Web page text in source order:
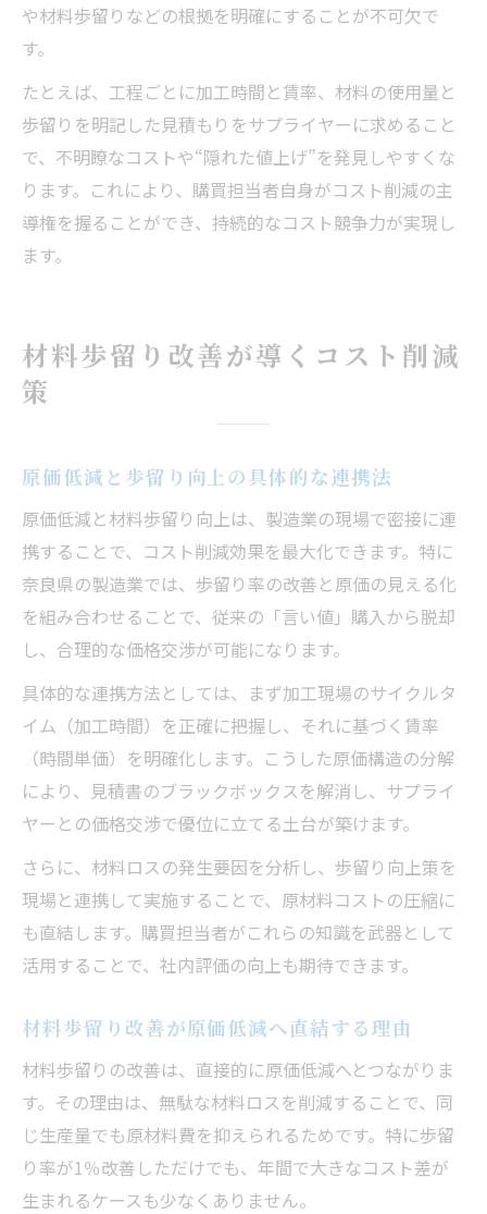
や材料歩留りなどの根拠を明確にすることが不可欠で
す。
たとえば、工程ごとに加工時間と賃率、材料の使用量と
歩留りを明記した見積もりをサプライヤーに求めること
で、不明瞭なコストや“隠れた値上げ”を発見しやすくな
ります。これにより、購買担当者自身がコスト削減の主
導権を握ることができ、持続的なコスト競争力が実現し
ます。
材料歩留り改善が導くコスト削減
策
原価低減と歩留り向上の具体的な連携法
原価低減と材料歩留り向上は、製造業の現場で密接に連
携することで、コスト削減効果を最大化できます。特に
奈良県の製造業では、歩留り率の改善と原価の見える化
を組み合わせることで、従来の「言い値」購入から脱却
し、合理的な価格交渉が可能になります。
具体的な連携方法としては、まず加工現場のサイクルタ
イム（加工時間）を正確に把握し、それに基づく賃率
（時間単価）を明確化します。こうした原価構造の分解
により、見積書のブラックボックスを解消し、サプライ
ヤーとの価格交渉で優位に立てる土台が築けます。
さらに、材料ロスの発生要因を分析し、歩留り向上策を
現場と連携して実施することで、原材料コストの圧縮に
も直結します。購買担当者がこれらの知識を武器として
活用することで、社内評価の向上も期待できます。
材料歩留り改善が原価低減へ直結する理由
材料歩留りの改善は、直接的に原価低減へとつながりま
す。その理由は、無駄な材料ロスを削減することで、同
じ生産量でも原材料費を抑えられるためです。特に歩留
り率が1％改善しただけでも、年間で大きなコスト差が
生まれるケースも少なくありません。